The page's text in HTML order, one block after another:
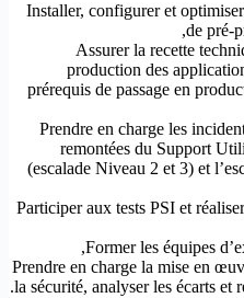
-Installer, configurer et
de pré-
-Assurer la recette
production des
prérequis de passage en
-Prendre en charge les
remontées du Support
(escalade Niveau 2 et 3) et
-Participer aux tests PSI et
-Prendre en charge la mise en
la sécurité, analyser les écarts et